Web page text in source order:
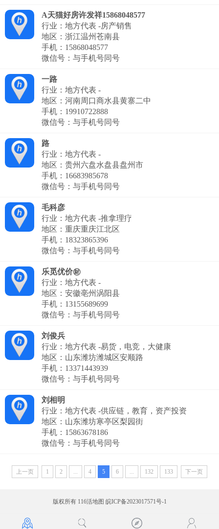
A天猫好房许发祥15868048577
行业：地方代表 -房产销售
地区：浙江温州苍南县
手机： 15868048577
微信号：与手机号同号
一路
行业：地方代表 -
地区：河南周口商水县黄寨二中
手机： 19910722888
微信号：与手机号同号
路
行业：地方代表 -
地区：贵州六盘水盘县盘州市
手机： 16683985678
微信号：与手机号同号
毛科彦
行业：地方代表 -推拿理疗
地区：重庆重庆江北区
手机： 18323865396
微信号：与手机号同号
乐觅优价㊖
行业：地方代表 -
地区：安徽亳州涡阳县
手机： 13155689699
微信号：与手机号同号
刘俊兵
行业：地方代表 -易货，电竞，大健康
地区：山东潍坊潍城区安顺路
手机： 13371443939
微信号：与手机号同号
刘相明
行业：地方代表 -供应链，教育，资产投资
地区：山东潍坊寒亭区梨园街
手机： 15863678186
微信号：与手机号同号
上一页 1 2 4 5 6 132 133 下一页
版权所有 116活地图 皖ICP备2023017571号-1